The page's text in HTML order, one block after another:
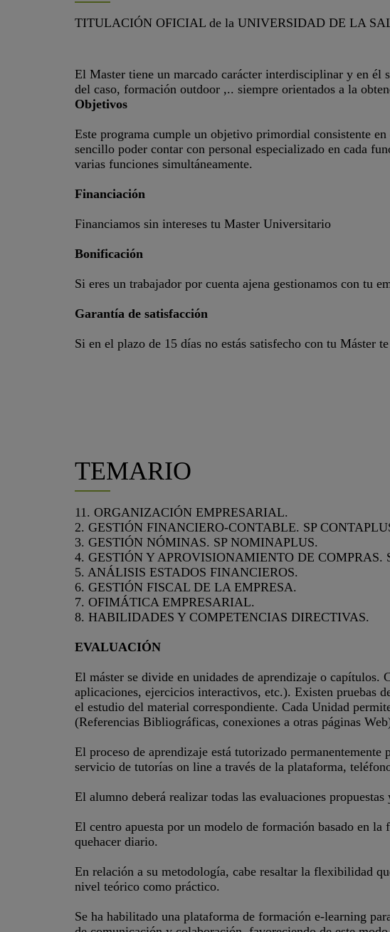
TITULACIÓN OFICIAL de la UNIVERSIDAD DE LA
El Master tiene un marcado carácter interdisciplinar y en él
del caso, formación outdoor ,.. siempre orientados a la
Objetivos
Este programa cumple un objetivo primordial consistente
sencillo poder contar con personal especializado en cada
varias funciones simultáneamente.
Financiación
Financiamos sin intereses tu Master Universitario
Bonificación
Si eres un trabajador por cuenta ajena gestionamos con tu
Garantía de satisfacción
Si en el plazo de 15 días no estás satisfecho con tu Máster
TEMARIO
11. ORGANIZACIÓN EMPRESARIAL.
2. GESTIÓN FINANCIERO-CONTABLE. SP
3. GESTIÓN NÓMINAS. SP NOMINAPLUS.
4. GESTIÓN Y APROVISIONAMIENTO DE COMPRAS.
5. ANÁLISIS ESTADOS FINANCIEROS.
6. GESTIÓN FISCAL DE LA EMPRESA.
7. OFIMÁTICA EMPRESARIAL.
8. HABILIDADES Y COMPETENCIAS DIRECTIVAS.
EVALUACIÓN
El máster se divide en unidades de aprendizaje o capítulos.
aplicaciones, ejercicios interactivos, etc.). Existen pruebas
el estudio del material correspondiente. Cada Unidad
(Referencias Bibliográficas, conexiones a otras páginas
El proceso de aprendizaje está tutorizado
servicio de tutorías on line a través de la plataforma,
El alumno deberá realizar todas las evaluaciones
El centro apuesta por un modelo de formación basado en
quehacer diario.
En relación a su metodología, cabe resaltar la flexibilidad
nivel teórico como práctico.
Se ha habilitado una plataforma de formación e-learning